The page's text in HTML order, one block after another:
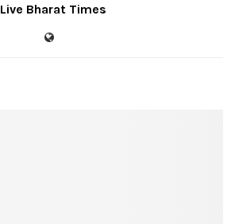
Live Bharat Times